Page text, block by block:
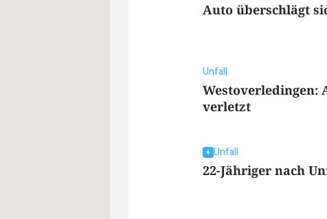
Auto überschlägt
Unfall
Westoverledingen:
verletzt
Unfall
22-Jähriger nach